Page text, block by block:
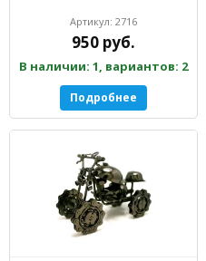
Артикул: 2716
950 руб.
В наличии: 1, вариантов: 2
Подробнее